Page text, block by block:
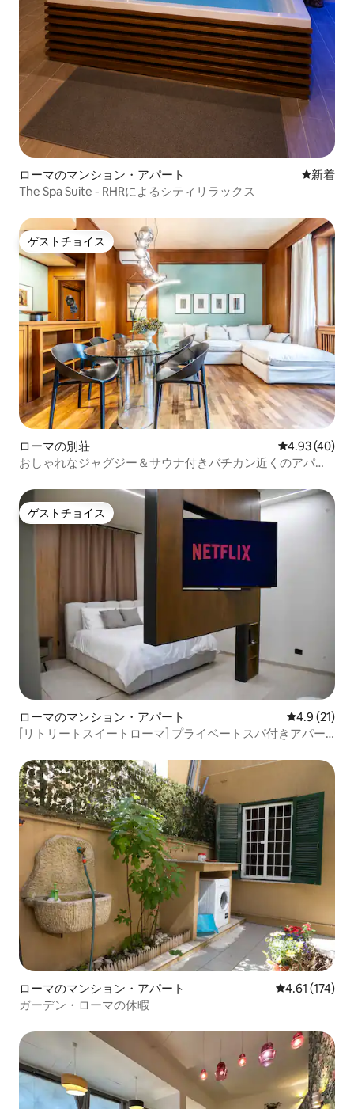
ローマのマンション・アパート 新しい宿
新着
The Spa Suite - RHRによるシティリラックス
ゲストチョイス
ゲストチョイス
ローマの別荘 レビュー40
4.93 (40)
おしゃれなジャグジー＆サウナ付きバチカン近くのアパー
ゲストチョイス
ゲストチョイス
ローマのマンション・アパート レビュー21
4.9 (21)
[リトリートスイートローマ] プライベートスパ付きアパー
ローマのマンション・アパート レビュー174
4.61 (174)
ガーデン・ローマの休暇